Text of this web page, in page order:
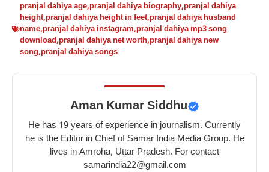
pranjal dahiya age,pranjal dahiya biography,pranjal dahiya
height,pranjal dahiya height in feet,pranjal dahiya husband
name,pranjal dahiya instagram,pranjal dahiya mp3 song
download,pranjal dahiya net worth,pranjal dahiya new
song,pranjal dahiya songs
Aman Kumar Siddhu
He has 19 years of experience in journalism. Currently
he is the Editor in Chief of Samar India Media Group. He
lives in Amroha, Uttar Pradesh. For contact
samarindia22@gmail.com